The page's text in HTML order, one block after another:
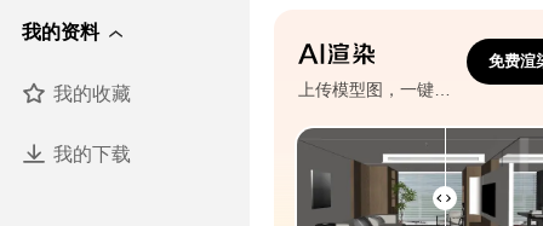
我的资料
我的收藏
我的下载
上传模型图，一键生成效果图
免费渲